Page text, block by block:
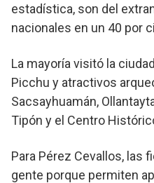
estadística, son del
nacionales en un 40 por
La mayoría visitó la
Picchu y atractivos
Sacsayhuamán,
Tipón y el Centro
Para Pérez Cevallos, las
gente porque permiten